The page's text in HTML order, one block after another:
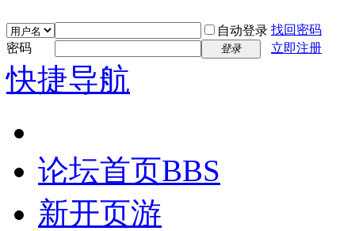
自动登录 找回密码
密码
登录 立即注册
快捷导航
论坛首页BBS
新开页游